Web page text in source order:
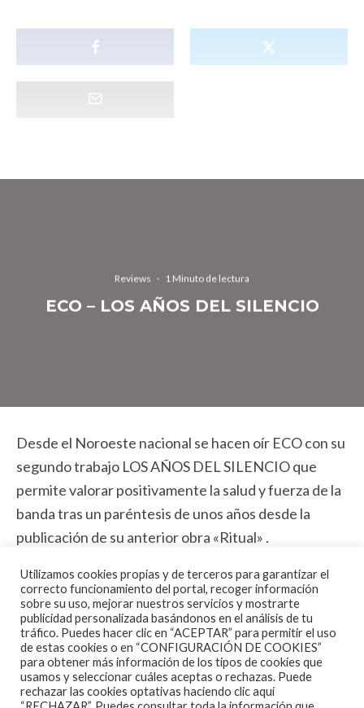
Reviews · 1 Minuto de lectura
ECO – LOS AÑOS DEL SILENCIO
Desde el Noroeste nacional se hacen oír ECO con su
segundo trabajo LOS AÑOS DEL SILENCIO que
permite valorar positivamente la salud y fuerza de la
banda tras un paréntesis de unos años desde la
publicación de su anterior obra «Ritual» .
«Los Años del Silencio» es un disco sólido como una
roca tanto a nivel de construcción de las canciones,
con una fornida armadura formada por numerosas
capas y una instrumentación contundente que
ampara un gran trabajo vocal para aupar un buen
conjunto de temas de hard rock melódico . Unas
Utilizamos cookies propias y de terceros para garantizar el
correcto funcionamiento del portal, recoger información
sobre su uso, mejorar nuestros servicios y mostrarte
publicidad personalizada basándonos en el análisis de tu
tráfico. Puedes hacer clic en “ACEPTAR” para permitir el uso
de estas cookies o en “CONFIGURACIÓN DE COOKIES”
para obtener más información de los tipos de cookies que
usamos y seleccionar cuáles aceptas o rechazas. Puede
rechazar las cookies optativas haciendo clic aquí